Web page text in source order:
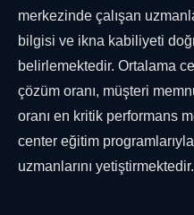
merkezinde çalışan
bilgisi ve ikna kabiliyeti
belirlemektedir. Ortalama
çözüm oranı, müşteri
oranı en kritik performans
center eğitim
uzmanlarını yetiştirmektedir.